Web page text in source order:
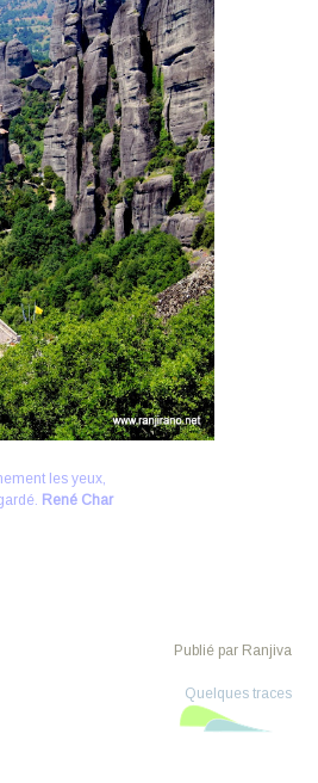
les yeux,
René Char
Publié par Ranjiva
Quelques traces